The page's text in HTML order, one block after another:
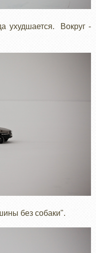
ухудшается. Вокруг -
без собаки".